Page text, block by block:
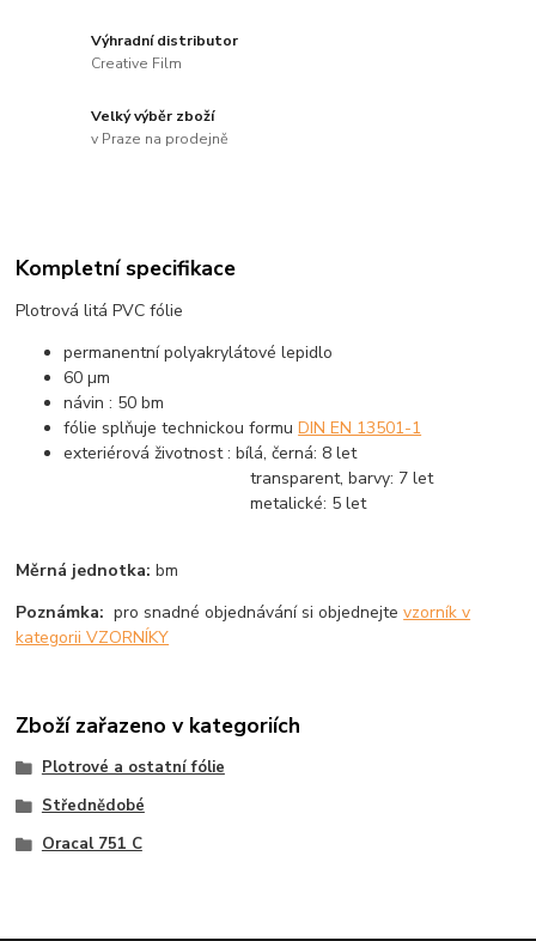
Výhradní distributor
Creative Film
Velký výběr zboží
v Praze na prodejně
Kompletní specifikace
Plotrová litá PVC fólie
permanentní polyakrylátové lepidlo
60 µm
návin : 50 bm
fólie splňuje technickou formuDIN EN 13501-1
exteriérová životnost : bílá, černá: 8 let
transparent, barvy: 7 let
metalické: 5 let
Měrná jednotka: bm
Poznámka: pro snadné objednávání si objednejtevzorník v
kategorii VZORNÍKY
Zboží zařazeno v kategoriích
Plotrové a ostatní fólie
Střednědobé
Oracal 751 C